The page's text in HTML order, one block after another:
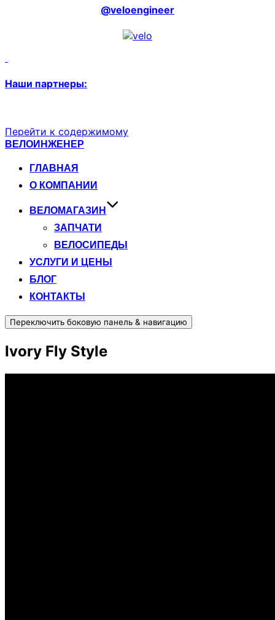
@veloengineer
Наши партнеры:
Перейти к содержимому
ВЕЛОИНЖЕНЕР
ГЛАВНАЯ
О КОМПАНИИ
ВЕЛОМАГАЗИН
ЗАПЧАТИ
ВЕЛОСИПЕДЫ
УСЛУГИ И ЦЕНЫ
БЛОГ
КОНТАКТЫ
Переключить боковую панель & навигацию
Ivory Fly Style